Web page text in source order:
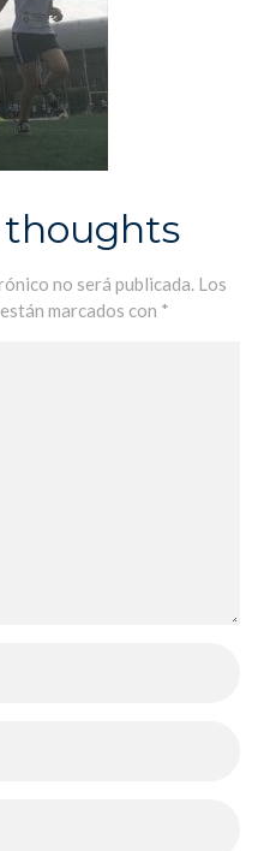
no será publicada. Los
marcados con *